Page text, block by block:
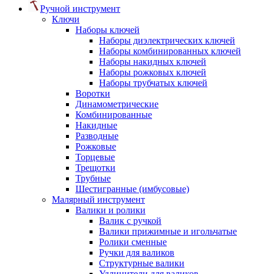
Ручной инструмент
Ключи
Наборы ключей
Наборы диэлектрических ключей
Наборы комбинированных ключей
Наборы накидных ключей
Наборы рожковых ключей
Наборы трубчатых ключей
Воротки
Динамометрические
Комбинированные
Накидные
Разводные
Рожковые
Торцевые
Трещотки
Трубные
Шестигранные (имбусовые)
Малярный инструмент
Валики и ролики
Валик с ручкой
Валики прижимные и игольчатые
Ролики сменные
Ручки для валиков
Структурные валики